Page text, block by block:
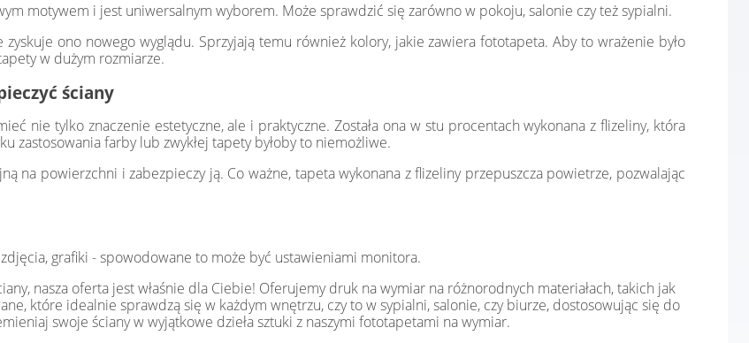
motywem i jest uniwersalnym wyborem. Może sprawdzić się zarówno w pokoju, salonie czy też sypialni.
ono nowego wyglądu. Sprzyjają temu również kolory, jakie zawiera fototapeta. Aby to wrażenie było
w dużym rozmiarze.
ściany
nie tylko znaczenie estetyczne, ale i praktyczne. Została ona w stu procentach wykonana z flizeliny, która
zastosowania farby lub zwykłej tapety byłoby to niemożliwe.
na powierzchni i zabezpieczy ją. Co ważne, tapeta wykonana z flizeliny przepuszcza powietrze, pozwalając
grafiki - spowodowane to może być ustawieniami monitora.
nasza oferta jest właśnie dla Ciebie! Oferujemy druk na wymiar na różnorodnych materiałach, takich jak
które idealnie sprawdzą się w każdym wnętrzu, czy to w sypialni, salonie, czy biurze, dostosowując się do
swoje ściany w wyjątkowe dzieła sztuki z naszymi fototapetami na wymiar.